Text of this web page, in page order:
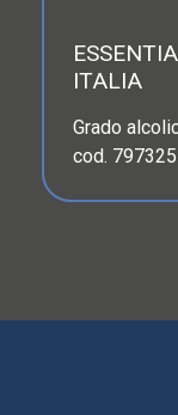
ITALIA
Grado
cod. 797325